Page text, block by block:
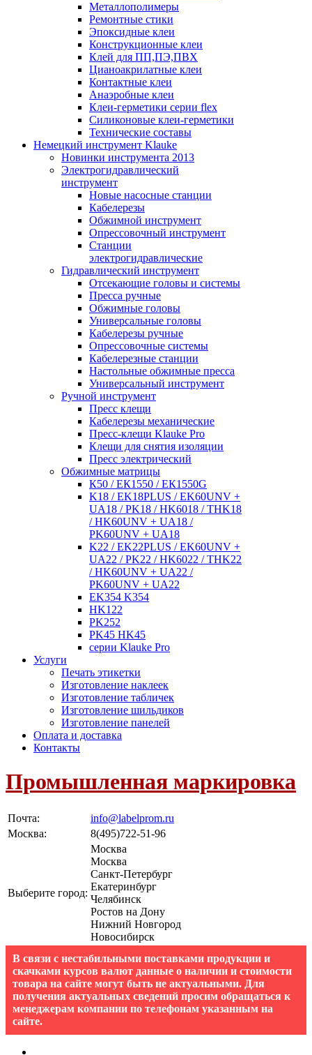
Металлополимеры
Ремонтные стики
Эпоксидные клеи
Конструкционные клеи
Клей для ПП,ПЭ,ПВХ
Цианоакрилатные клеи
Контактные клеи
Анаэробные клеи
Клеи-герметики серии flex
Силиконовые клеи-герметики
Технические составы
Немецкий инструмент Klauke
Новинки инструмента 2013
Электрогидравлический
инструмент
Новые насосные станции
Кабелерезы
Обжимной инструмент
Опрессовочный инструмент
Станции
электрогидравлические
Гидравлический инструмент
Отсекающие головы и системы
Пресса ручные
Обжимные головы
Универсальные головы
Кабелерезы ручные
Опрессовочные системы
Кабелерезные станции
Настольные обжимные пресса
Универсальный инструмент
Ручной инструмент
Пресс клещи
Кабелерезы механические
Пресс-клещи Klauke Pro
Клещи для снятия изоляции
Пресс электрический
Обжимные матрицы
К50 / ЕК1550 / ЕК1550G
K18 / EK18PLUS / EK60UNV +
UA18 / PK18 / HK6018 / THK18
/ HK60UNV + UA18 /
PK60UNV + UA18
K22 / EK22PLUS / EK60UNV +
UA22 / PK22 / HK6022 / THK22
/ HK60UNV + UA22 /
PK60UNV + UA22
EK354 K354
HK122
PK252
PK45 HK45
серии Klauke Pro
Услуги
Печать этикетки
Изготовление наклеек
Изготовление табличек
Изготовление шильдиков
Изготовление панелей
Оплата и доставка
Контакты
Промышленная маркировка
Почта:
info@labelprom.ru
Москва: 8(495)722-51-96
Выберите город:
Москва
Москва
Санкт-Петербург
Екатеринбург
Челябинск
Ростов на Дону
Нижний Новгород
Новосибирск
В связи с нестабильными поставками продукции и
скачками курсов валют данные о наличии и стоимости
товара на сайте могут быть не актуальными. Для
получения актуальных сведений просим обращаться к
менеджерам компании по телефонам указанным на
сайте.